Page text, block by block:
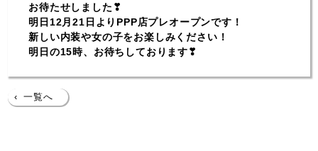
お待たせしました❣
明日12月21日よりPPP店プレオープンです！
新しい内装や女の子をお楽しみください！
明日の15時、お待ちしております❣
‹ 一覧へ